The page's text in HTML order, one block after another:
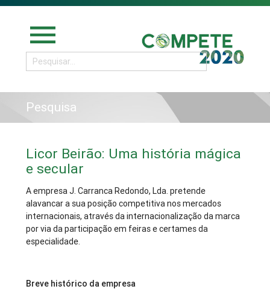
menu
Pesquisa
Licor Beirão: Uma história mágica
e secular
A empresa J. Carranca Redondo, Lda. pretende
alavancar a sua posição competitiva nos mercados
internacionais, através da internacionalização da marca
por via da participação em feiras e certames da
especialidade.
Breve histórico da empresa